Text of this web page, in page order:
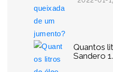
Quantos
Sandero